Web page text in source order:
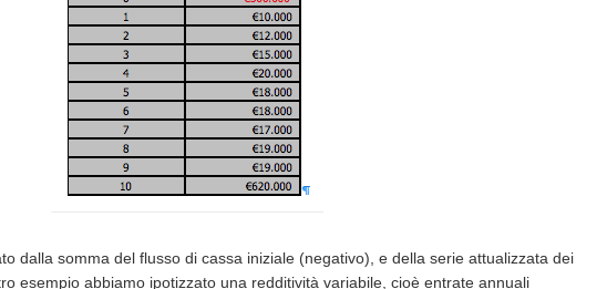
dalla somma del flusso di cassa iniziale (negativo), e della serie attualizzata dei
esempio abbiamo ipotizzato una redditività variabile, cioè entrate annuali